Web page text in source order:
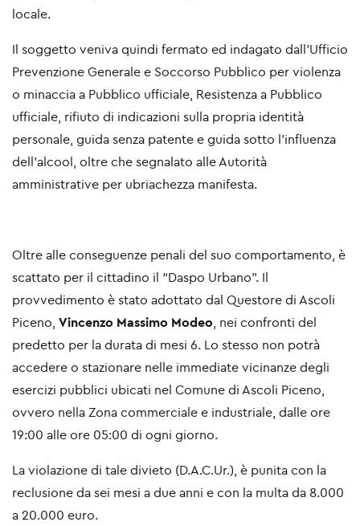
locale.
Il soggetto veniva quindi fermato ed indagato dall’Ufficio
Prevenzione Generale e Soccorso Pubblico per violenza
o minaccia a Pubblico ufficiale, Resistenza a Pubblico
ufficiale, rifiuto di indicazioni sulla propria identità
personale, guida senza patente e guida sotto l’influenza
dell’alcool, oltre che segnalato alle Autorità
amministrative per ubriachezza manifesta.
Oltre alle conseguenze penali del suo comportamento, è
scattato per il cittadino il “Daspo Urbano”. Il
provvedimento è stato adottato dal Questore di Ascoli
Piceno, Vincenzo Massimo Modeo , nei confronti del
predetto per la durata di mesi 6. Lo stesso non potrà
accedere o stazionare nelle immediate vicinanze degli
esercizi pubblici ubicati nel Comune di Ascoli Piceno,
ovvero nella Zona commerciale e industriale, dalle ore
19:00 alle ore 05:00 di ogni giorno.
La violazione di tale divieto (D.A.C.Ur.), è punita con la
reclusione da sei mesi a due anni e con la multa da 8.000
a 20.000 euro.